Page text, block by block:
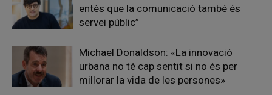
entès que la comunicació també és
servei públic”
Michael Donaldson: «La innovació
urbana no té cap sentit si no és per
millorar la vida de les persones»